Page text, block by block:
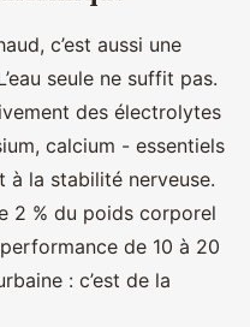
c’est aussi une
seule ne suffit pas.
des électrolytes
calcium - essentiels
à la stabilité nerveuse.
2 % du poids corporel
de 10 à 20
: c’est de la